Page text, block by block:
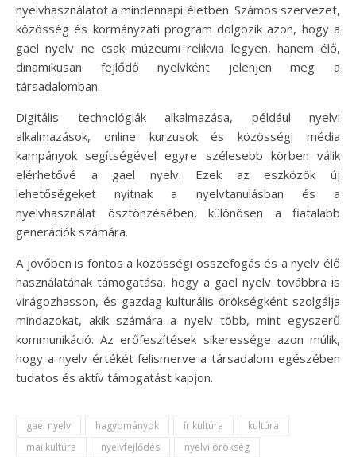
nyelvhasználatot a mindennapi életben. Számos szervezet,
közösség és kormányzati program dolgozik azon, hogy a
gael nyelv ne csak múzeumi relikvia legyen, hanem élő,
dinamikusan fejlődő nyelvként jelenjen meg a
társadalomban.
Digitális technológiák alkalmazása, például nyelvi
alkalmazások, online kurzusok és közösségi média
kampányok segítségével egyre szélesebb körben válik
elérhetővé a gael nyelv. Ezek az eszközök új
lehetőségeket nyitnak a nyelvtanulásban és a
nyelvhasználat ösztönzésében, különösen a fiatalabb
generációk számára.
A jövőben is fontos a közösségi összefogás és a nyelv élő
használatának támogatása, hogy a gael nyelv továbbra is
virágozhasson, és gazdag kulturális örökségként szolgálja
mindazokat, akik számára a nyelv több, mint egyszerű
kommunikáció. Az erőfeszítések sikeressége azon múlik,
hogy a nyelv értékét felismerve a társadalom egészében
tudatos és aktív támogatást kapjon.
gael nyelv hagyományok ír kultúra
kultúra
mai kultúra
nyelvfejlődés
nyelvi örökség